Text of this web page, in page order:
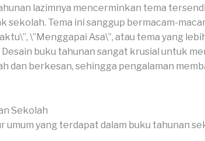
lazimnya mencerminkan tema
sekolah. Tema ini sanggup bermacam-
\”Menggapai Asa\”, atau tema yang
buku tahunan sangat krusial untuk
dan berkesan, sehingga pengalaman
Sekolah
umum yang terdapat dalam buku tahunan